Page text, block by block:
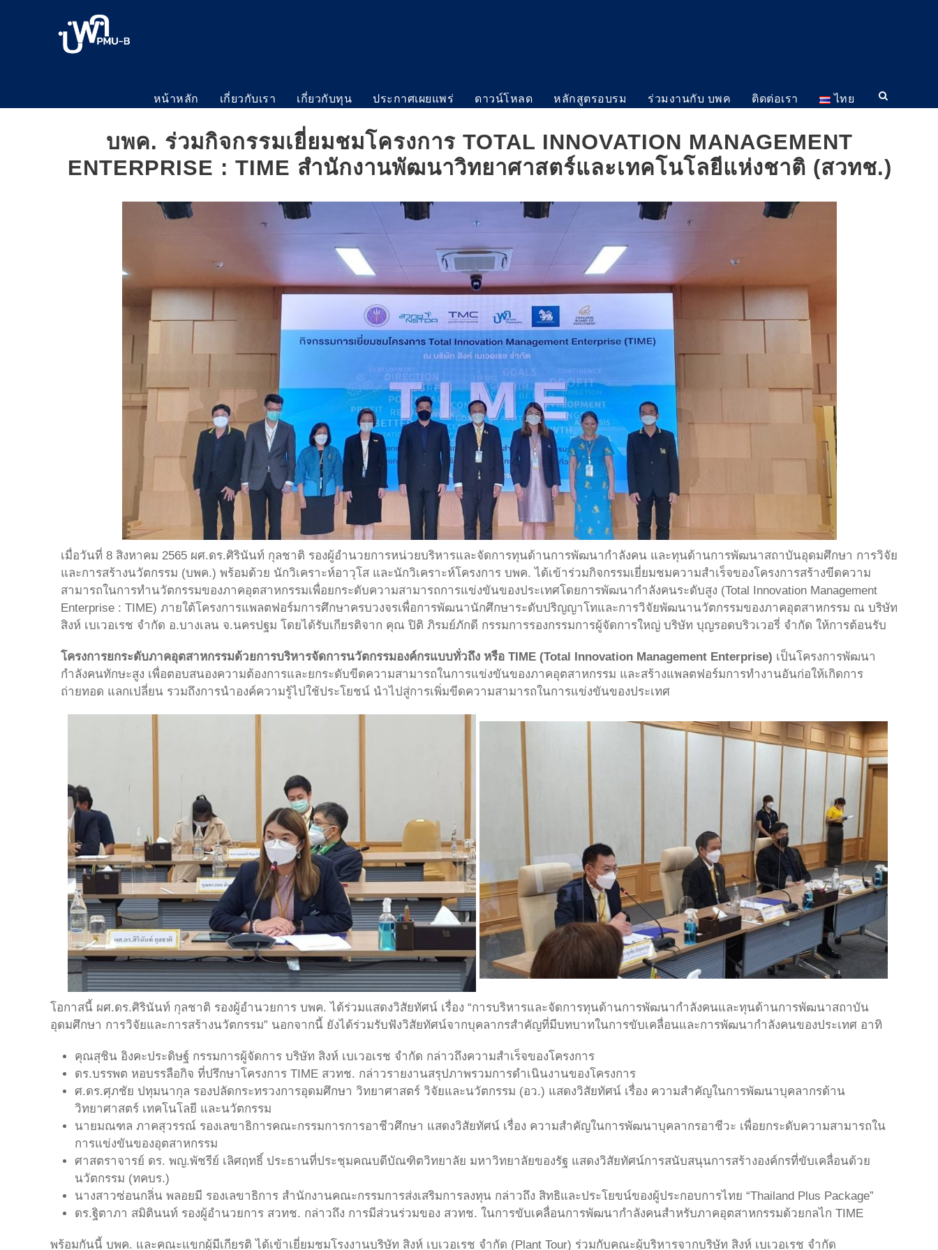
หน้าหลัก เกี่ยวกับเรา เกี่ยวกับทุน ประกาศเผยแพร่ ดาวน์โหลด หลักสูตรอบรม ร่วมงานกับ บพค ติดต่อเรา ไทย
บพค. ร่วมกิจกรรมเยี่ยมชมโครงการ TOTAL INNOVATION MANAGEMENT
ENTERPRISE : TIME สำนักงานพัฒนาวิทยาศาสตร์และเทคโนโลยีแห่งชาติ (สวทช.)
เมื่อวันที่ 8 สิงหาคม 2565 ผศ.ดร.ศิรินันท์ กุลชาติ รองผู้อำนวยการหน่วยบริหารและจัดการทุนด้านการพัฒนากำลังคน และทุนด้านการพัฒนาสถาบันอุดมศึกษา การวิจัย
และการสร้างนวัตกรรม (บพค.) พร้อมด้วย นักวิเคราะห์อาวุโส และนักวิเคราะห์โครงการ บพค. ได้เข้าร่วมกิจกรรมเยี่ยมชมความสำเร็จของโครงการสร้างขีดความ
สามารถในการทำนวัตกรรมของภาคอุตสาหกรรมเพื่อยกระดับความสามารถการแข่งขันของประเทศโดยการพัฒนากำลังคนระดับสูง (Total Innovation Management
Enterprise : TIME) ภายใต้โครงการแพลตฟอร์มการศึกษาครบวงจรเพื่อการพัฒนานักศึกษาระดับปริญญาโทและการวิจัยพัฒนานวัตกรรมของภาคอุตสาหกรรม ณ บริษัท
สิงห์ เบเวอเรช จำกัด อ.บางเลน จ.นครปฐม โดยได้รับเกียรติจาก คุณ ปิติ ภิรมย์ภักดี กรรมการรองกรรมการผู้จัดการใหญ่ บริษัท บุญรอดบริวเวอรี่ จำกัด ให้การต้อนรับ
โครงการยกระดับภาคอุตสาหกรรมด้วยการบริหารจัดการนวัตกรรมองค์กรแบบทั่วถึง หรือ TIME (Total Innovation Management Enterprise) เป็นโครงการพัฒนา
กำลังคนทักษะสูง เพื่อตอบสนองความต้องการและยกระดับขีดความสามารถในการแข่งขันของภาคอุตสาหกรรม และสร้างแพลตฟอร์มการทำงานอันก่อให้เกิดการ
ถ่ายทอด แลกเปลี่ยน รวมถึงการนำองค์ความรู้ไปใช้ประโยชน์ นำไปสู่การเพิ่มขีดความสามารถในการแข่งขันของประเทศ
โอกาสนี้ ผศ.ดร.ศิรินันท์ กุลชาติ รองผู้อำนวยการ บพค. ได้ร่วมแสดงวิสัยทัศน์ เรื่อง “การบริหารและจัดการทุนด้านการพัฒนากำลังคนและทุนด้านการพัฒนาสถาบัน
อุดมศึกษา การวิจัยและการสร้างนวัตกรรม” นอกจากนี้ ยังได้ร่วมรับฟังวิสัยทัศน์จากบุคลากรสำคัญที่มีบทบาทในการขับเคลื่อนและการพัฒนากำลังคนของประเทศ อาทิ
คุณสุชิน อิงคะประดิษฐ์ กรรมการผู้จัดการ บริษัท สิงห์ เบเวอเรช จำกัด กล่าวถึงความสำเร็จของโครงการ
ดร.บรรพต หอบรรลือกิจ ที่ปรึกษาโครงการ TIME สวทช. กล่าวรายงานสรุปภาพรวมการดำเนินงานของโครงการ
ศ.ดร.ศุภชัย ปทุมนากุล รองปลัดกระทรวงการอุดมศึกษา วิทยาศาสตร์ วิจัยและนวัตกรรม (อว.) แสดงวิสัยทัศน์ เรื่อง ความสำคัญในการพัฒนาบุคลากรด้าน
วิทยาศาสตร์ เทคโนโลยี และนวัตกรรม
นายมณฑล ภาคสุวรรณ์ รองเลขาธิการคณะกรรมการการอาชีวศึกษา แสดงวิสัยทัศน์ เรื่อง ความสำคัญในการพัฒนาบุคลากรอาชีวะ เพื่อยกระดับความสามารถใน
การแข่งขันของอุตสาหกรรม
ศาสตราจารย์ ดร. พญ.พัชรีย์ เลิศฤทธิ์ ประธานที่ประชุมคณบดีบัณฑิตวิทยาลัย มหาวิทยาลัยของรัฐ แสดงวิสัยทัศน์การสนับสนุนการสร้างองค์กรที่ขับเคลื่อนด้วย
นวัตกรรม (ทคบร.)
นางสาวซ่อนกลิ่น พลอยมี รองเลขาธิการ สำนักงานคณะกรรมการส่งเสริมการลงทุน กล่าวถึง สิทธิและประโยขน์ของผู้ประกอบการไทย “Thailand Plus Package”
ดร.ฐิตาภา สมิตินนท์ รองผู้อำนวยการ สวทช. กล่าวถึง การมีส่วนร่วมของ สวทช. ในการขับเคลื่อนการพัฒนากำลังคนสำหรับภาคอุตสาหกรรมด้วยกลไก TIME
พร้อมกันนี้ บพค. และคณะแขกผู้มีเกียรติ ได้เข้าเยี่ยมชมโรงงานบริษัท สิงห์ เบเวอเรช จำกัด (Plant Tour) ร่วมกับคณะผู้บริหารจากบริษัท สิงห์ เบเวอเรช จำกัด